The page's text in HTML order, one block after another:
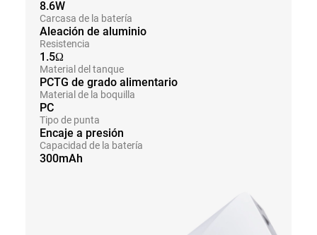
8.6W
Carcasa de la batería
Aleación de aluminio
Resistencia
1.5Ω
Material del tanque
PCTG de grado alimentario
Material de la boquilla
PC
Tipo de punta
Encaje a presión
Capacidad de la batería
300mAh